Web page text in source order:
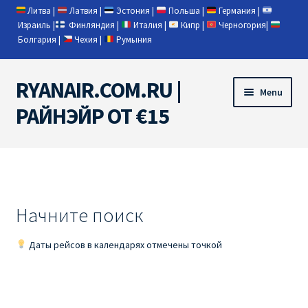
Литва | Латвия | Эстония | Польша | Германия |
Израиль | Финляндия | Италия | Кипр | Черногория|
Болгария | Чехия | Румыния
Skip
to
navigation
Skip
to
content
RYANAIR.COM.RU |
РАЙНЭЙР ОТ €15
Menu
RYANAIR PL ОТ € 9
Начните поиск
Даты рейсов в календарях отмечены точкой